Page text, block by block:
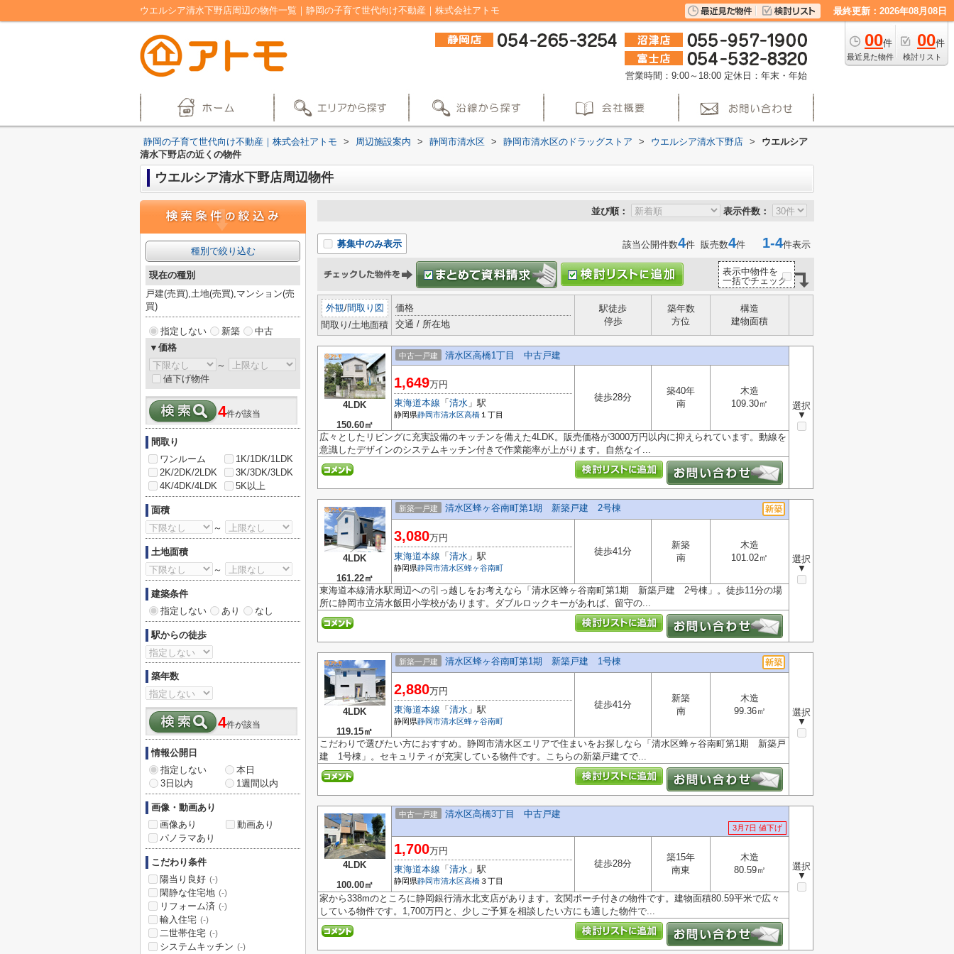
ウエルシア清水下野店周辺の物件一覧｜静岡の子育て世代向け不動産｜株式会社アトモ 最終更新：2026年08月08日
00件
最近見た物件
00件
検討リスト
営業時間：9:00～18:00 定休日：年末・年始
静岡の子育て世代向け不動産｜株式会社アトモ > 周辺施設案内 > 静岡市清水区 > 静岡市清水区のドラッグストア > ウエルシア清水下野店 >
ウエルシア
清水下野店の近くの物件
ウエルシア清水下野店周辺物件
並び順： 表示件数：
募集中のみ表示 該当公開件数4件 販売数4件 1-4件表示
表示中物件を
一括でチェック
外観/間取り図
間取り/土地面積
価格
交通 / 所在地
駅徒歩
停歩
築年数
方位
構造
建物面積
4LDK
150.60㎡
中古一戸建 清水区高橋1丁目 中古戸建
選択
▼
1,649万円
東海道本線 「 清水 」駅
静岡県静岡市清水区高橋 １丁目
徒歩28分
築40年
南
木造
109.30㎡
広々としたリビングに充実設備のキッチンを備えた4LDK。販売価格が3000万円以内に抑えられています。動線を
意識したデザインのシステムキッチン付きで作業能率が上がります。自然なイ...
4LDK
161.22㎡
新築一戸建 清水区蜂ヶ谷南町第1期 新築戸建 2号棟
選択
▼
3,080万円
東海道本線 「 清水 」駅
静岡県静岡市清水区蜂ヶ谷南町
徒歩41分
新築
南
木造
101.02㎡
東海道本線清水駅周辺への引っ越しをお考えなら「清水区蜂ヶ谷南町第1期 新築戸建 2号棟」。徒歩11分の場
所に静岡市立清水飯田小学校があります。ダブルロックキーがあれば、留守の...
4LDK
119.15㎡
新築一戸建 清水区蜂ヶ谷南町第1期 新築戸建 1号棟
選択
▼
2,880万円
東海道本線 「 清水 」駅
静岡県静岡市清水区蜂ヶ谷南町
徒歩41分
新築
南
木造
99.36㎡
こだわりで選びたい方におすすめ。静岡市清水区エリアで住まいをお探しなら「清水区蜂ヶ谷南町第1期 新築戸
建 1号棟」。セキュリティが充実している物件です。こちらの新築戸建てで...
4LDK
100.00㎡
中古一戸建 清水区高橋3丁目 中古戸建
3月7日 値下げ
選択
▼
1,700万円
東海道本線 「 清水 」駅
静岡県静岡市清水区高橋３丁目
徒歩28分
築15年
南東
木造
80.59㎡
家から338mのところに静岡銀行清水北支店があります。玄関ポーチ付きの物件です。建物面積80.59平米で広々
している物件です。1,700万円と、少しご予算を相談したい方にも適した物件で...
種別で絞り込む
現在の種別
戸建(売買),土地(売買),マンション(売
買)
指定しない 新築
中古
▼価格
～
値下げ物件
4件が該当
間取り
ワンルーム
1K/1DK/1LDK
2K/2DK/2LDK
3K/3DK/3LDK
4K/4DK/4LDK
5K以上
面積
～
土地面積
～
建築条件
指定しない
あり なし
駅からの徒歩
築年数
4件が該当
情報公開日
指定しない
本日
3日以内
1週間以内
画像・動画あり
画像あり
動画あり
パノラマあり
こだわり条件
陽当り良好 (-)
閑静な住宅地 (-)
リフォーム済 (-)
輸入住宅 (-)
二世帯住宅 (-)
システムキッチン (-)